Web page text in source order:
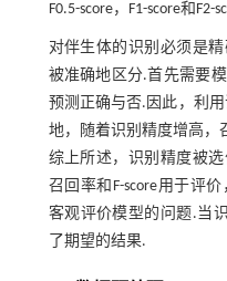
F0.5-score，F1-score和F2-
对伴生体的识别必须是
被准确地区分.首先需要
预测正确与否.因此，利
地，随着识别精度增高，
综上所述，识别精度被
召回率和F-score用于评
客观评价模型的问题.当
了期望的结果.